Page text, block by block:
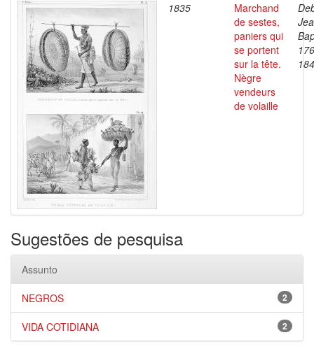
1835
Marchand
de sestes,
paniers qui
se portent
sur la tête.
Nègre
vendeurs
de volaille
Sugestões de pesquisa
Assunto
2
NEGROS
2
VIDA COTIDIANA